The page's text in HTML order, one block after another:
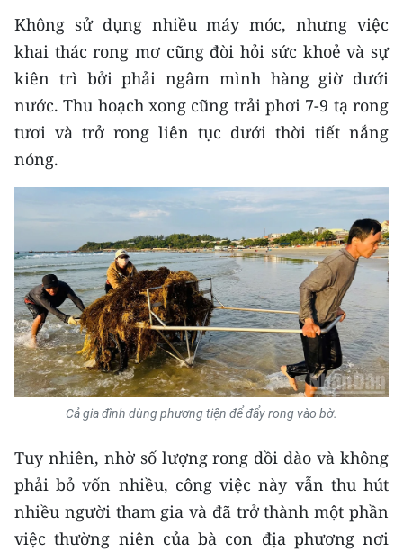
Chuyên trang TP. Hồ Chí Minh
CHUYÊN ĐỀ
CÁC CHUYÊN TRANG
NHÂN DÂN CUỐI TUẦN
NHÂN DÂN HẰNG THÁNG
MUA BÁO
ĐỌC BÁO IN
ENGLISH
中文
FRANÇAIS
Không sử dụng nhiều máy móc, nhưng việc
khai thác rong mơ cũng đòi hỏi sức khoẻ và sự
kiên trì bởi phải ngâm mình hàng giờ dưới
nước. Thu hoạch xong cũng trải phơi 7-9 tạ rong
tươi và trở rong liên tục dưới thời tiết nắng
nóng.
Cả gia đình dùng phương tiện để đẩy rong vào bờ.
Tuy nhiên, nhờ số lượng rong dồi dào và không
phải bỏ vốn nhiều, công việc này vẫn thu hút
nhiều người tham gia và đã trở thành một phần
việc thường niên của bà con địa phương nơi